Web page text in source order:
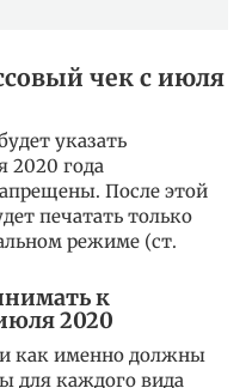
чек с июля
указать
2020 года
После этой
печатать только
режиме (ст.
к
2020
как именно должны
для каждого вида